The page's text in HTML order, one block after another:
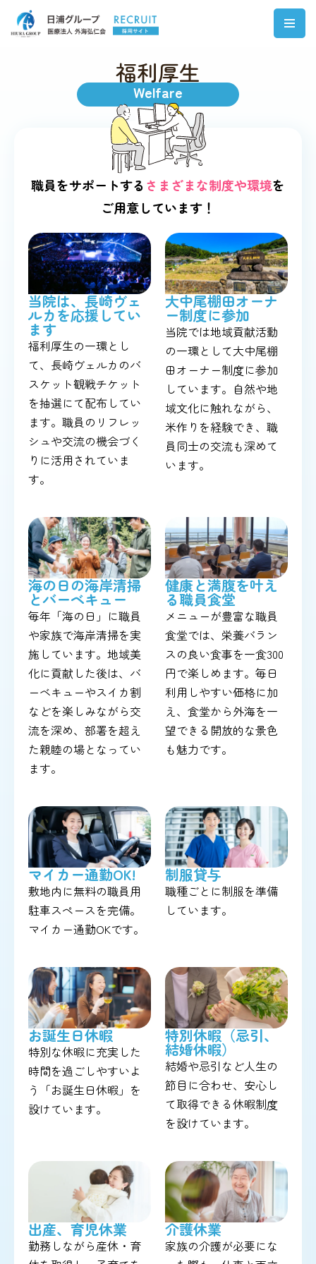
コ
福利厚生
Welfare
職員をサポートする さまざまな制度や環境を
ご用意しています！
当院は、長崎ヴェ
ルカを応援してい
ます
福利厚生の一環とし
て、長崎ヴェルカのバ
スケット観戦チケット
を抽選にて配布してい
ます。職員のリフレッ
シュや交流の機会づく
りに活用されていま
す。
大中尾棚田オーナ
ー制度に参加
当院では地域貢献活動
の一環として大中尾棚
田オーナー制度に参加
しています。自然や地
域文化に触れながら、
米作りを経験でき、職
員同士の交流も深めて
います。
海の日の海岸清掃
とバーベキュー
毎年「海の日」に職員
や家族で海岸清掃を実
施しています。地域美
化に貢献した後は、バ
ーベキューやスイカ割
などを楽しみながら交
流を深め、部署を超え
た親睦の場となってい
ます。
健康と満腹を叶え
る職員食堂
メニューが豊富な職員
食堂では、栄養バラン
スの良い食事を一食300
円で楽しめます。毎日
利用しやすい価格に加
え、食堂から外海を一
望できる開放的な景色
も魅力です。
マイカー通勤OK!
敷地内に無料の職員用
駐車スペースを完備。
マイカー通勤OKです。
制服貸与
職種ごとに制服を準備
しています。
お誕生日休暇
特別な休暇に充実した
時間を過ごしやすいよ
う「お誕生日休暇」を
設けています。
特別休暇（忌引、
結婚休暇）
結婚や忌引など人生の
節目に合わせ、安心し
て取得できる休暇制度
を設けています。
出産、育児休業
勤務しながら産休・育
介護休業
家族の介護が必要にな